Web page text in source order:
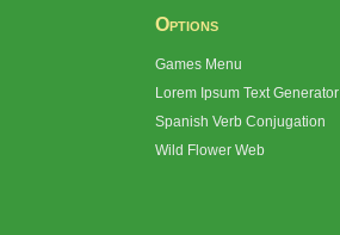
Options
Games Menu
Lorem Ipsum Text Generator
Spanish Verb Conjugation
Wild Flower Web